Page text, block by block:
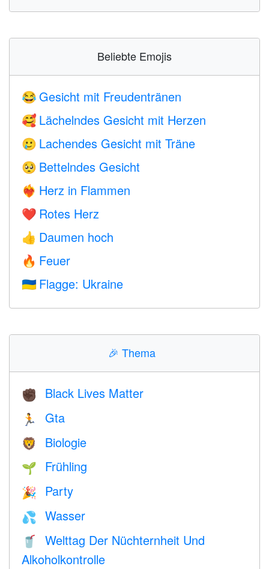
Beliebte Emojis
😂 Gesicht mit Freudentränen
🥰 Lächelndes Gesicht mit Herzen
🥲 Lachendes Gesicht mit Träne
🥺 Bettelndes Gesicht
❤️‍🔥 Herz in Flammen
❤️ Rotes Herz
👍 Daumen hoch
🔥 Feuer
🇺🇦 Flagge: Ukraine
🎉 Thema
✊🏿 Black Lives Matter
🏃 Gta
🦁 Biologie
🌱 Frühling
🎉 Party
💦 Wasser
🥤
Welttag Der Nüchternheit Und
Alkoholkontrolle